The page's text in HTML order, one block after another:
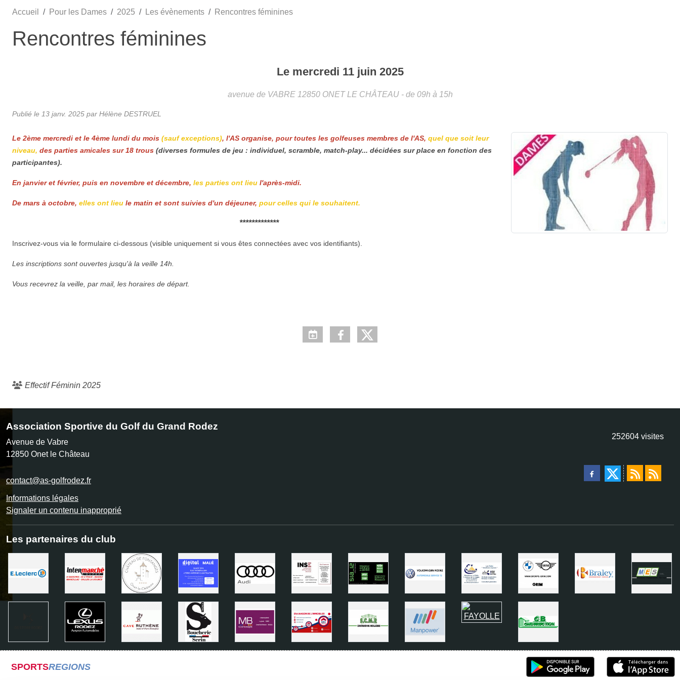
Accueil Pour les Dames 2025 Les évènements Rencontres féminines
Rencontres féminines
Le mercredi 11 juin 2025
avenue de VABRE 12850 ONET LE CHÂTEAU - de 09h à 15h
Publié le 13 janv. 2025 par Hélène DESTRUEL
Le 2ème mercredi et le 4ème lundi du mois (sauf exceptions), l'AS organise, pour toutes les golfeuses membres de l'AS, quel que soit leur
niveau, des parties amicales sur 18 trous (diverses formules de jeu : individuel, scramble, match-play... décidées sur place en fonction des
participantes).
En janvier et février, puis en novembre et décembre, les parties ont lieu l'après-midi.
De mars à octobre, elles ont lieu le matin et sont suivies d'un déjeuner, pour celles qui le souhaitent.
*************
Inscrivez-vous via le formulaire ci-dessous (visible uniquement si vous êtes connectées avec vos identifiants).
Les inscriptions sont ouvertes jusqu'à la veille 14h.
Vous recevrez la veille, par mail, les horaires de départ.
Effectif Féminin 2025
Association Sportive du Golf du Grand Rodez
Avenue de Vabre
12850 Onet le Château
contact@as-golfrodez.fr
Informations légales
Signaler un contenu inapproprié
252604 visites
Les partenaires du club
SPORTSREGIONS